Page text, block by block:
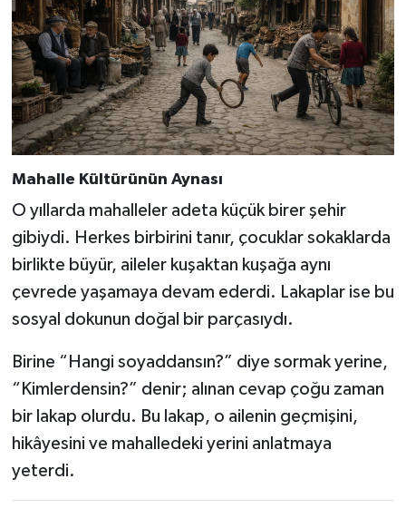
Mahalle Kültürünün Aynası
O yıllarda mahalleler adeta küçük birer şehir
gibiydi. Herkes birbirini tanır, çocuklar sokaklarda
birlikte büyür, aileler kuşaktan kuşağa aynı
çevrede yaşamaya devam ederdi. Lakaplar ise bu
sosyal dokunun doğal bir parçasıydı.
Birine “Hangi soyaddansın?” diye sormak yerine,
“Kimlerdensin?” denir; alınan cevap çoğu zaman
bir lakap olurdu. Bu lakap, o ailenin geçmişini,
hikâyesini ve mahalledeki yerini anlatmaya
yeterdi.